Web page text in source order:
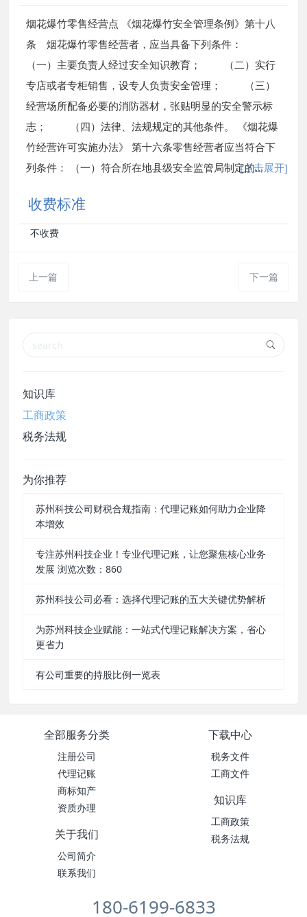
烟花爆竹零售经营点 《烟花爆竹安全管理条例》第十八
条 烟花爆竹零售经营者，应当具备下列条件：
（一）主要负责人经过安全知识教育； （二）实行
专店或者专柜销售，设专人负责安全管理； （三）
经营场所配备必要的消防器材，张贴明显的安全警示标
志； （四）法律、法规规定的其他条件。 《烟花爆
竹经营许可实施办法》 第十六条零售经营者应当符合下
列条件： （一）符合所在地县级安全监管局制定的...
[点击展开]
收费标准
不收费
上一篇 下一篇
知识库
工商政策
税务法规
为你推荐
苏州科技公司财税合规指南：代理记账如何助力企业降
本增效
专注苏州科技企业！专业代理记账，让您聚焦核心业务
发展 浏览次数：860
苏州科技公司必看：选择代理记账的五大关键优势解析
为苏州科技企业赋能：一站式代理记账解决方案，省心
更省力
有公司重要的持股比例一览表
全部服务分类
注册公司
代理记账
商标知产
资质办理
下载中心
税务文件
工商文件
知识库
工商政策
税务法规
关于我们
公司简介
联系我们
180-6199-6833